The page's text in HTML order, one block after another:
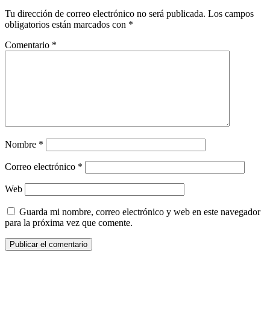
Tu dirección de correo electrónico no será publicada. Los campos
obligatorios están marcados con *
Comentario *
Nombre *
Correo electrónico *
Web
Guarda mi nombre, correo electrónico y web en este navegador
para la próxima vez que comente.